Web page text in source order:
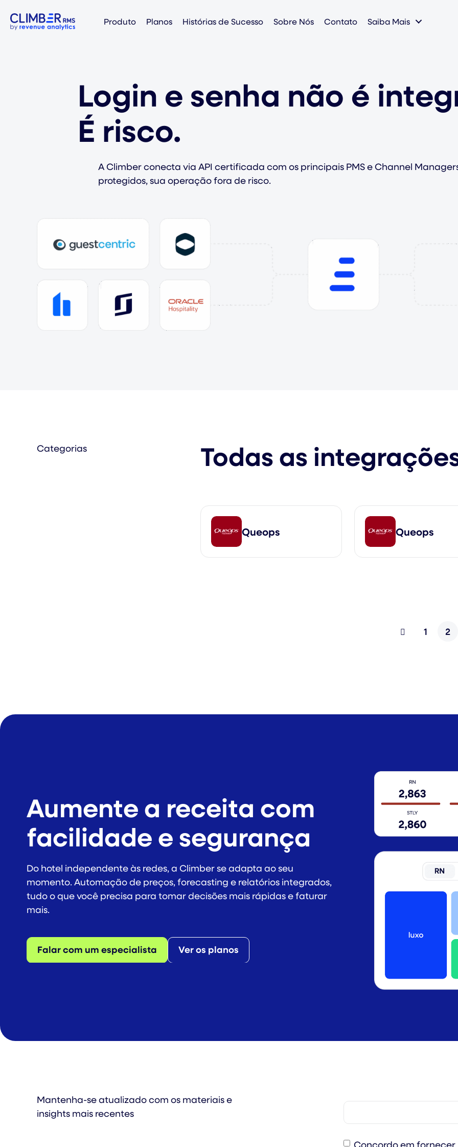
Produto Planos Histórias de Sucesso Sobre Nós Contato Saiba Mais
Login e senha não é
É risco.
A Climber conecta via API certificada com os principais PMS e Channel
protegidos, sua operação fora de risco.
Categorias Todas as
Queops Queops
1 2
Aumente a receita com
facilidade e segurança
Do hotel independente às redes, a Climber se adapta ao seu
momento. Automação de preços, forecasting e relatórios integrados,
tudo o que você precisa para tomar decisões mais rápidas e faturar
mais.
Falar com um especialista Ver os planos
Mantenha-se atualizado com os materiais e
insights mais recentes
Consent